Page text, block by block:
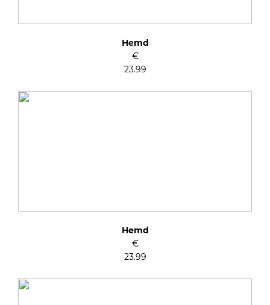
Hemd
€
23.99
Hemd
€
23.99